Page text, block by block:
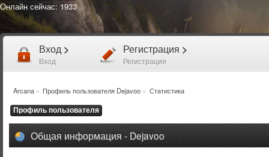
Онлайн сейчас: 1933
Вход >
Вход
Регистрация >
Регистрация
Arcana» Профиль пользователя Dejavoo » Статистика
Профиль пользователя
Общая информация - Dejavoo